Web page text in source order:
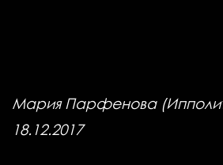
Мария Парфенова
18.12.2017